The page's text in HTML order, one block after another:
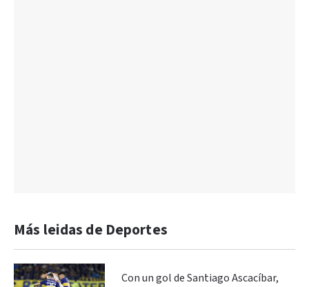
Más leidas de Deportes
Con un gol de Santiago Ascacíbar,